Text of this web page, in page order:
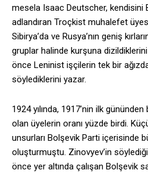
mesela Isaac Deutscher, kendisini
adlandıran Troçkist muhalefet
Sibirya’da ve Rusya’nın geniş
gruplar halinde kurşuna
önce Leninist işçilerin tek bir
söylediklerini yazar.
1924 yılında, 1917’nin ilk
olan üyelerin oranı yüzde birdi.
unsurları Bolşevik Parti içerisinde
oluşturmuştu. Zinovyev’in
önce yer altında çalışan Bolşevik